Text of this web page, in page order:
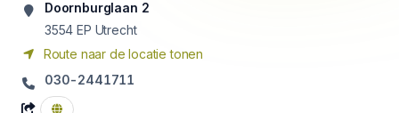
Doornburglaan 2
3554 EP Utrecht
Route naar de locatie tonen
030-2441711